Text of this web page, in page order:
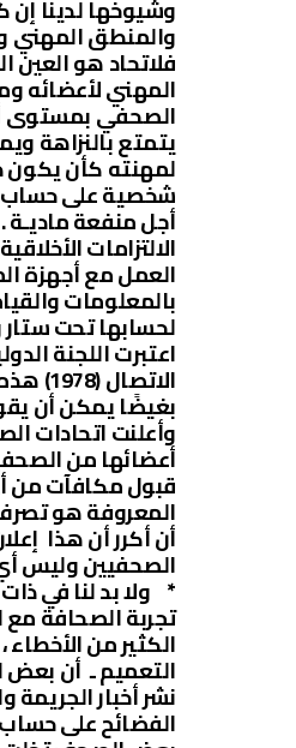
وشيوخها لدينا
والمنطق المهني
فلاتحاد هو العين
المهني لأعضائه
الصحفي بمستوى
يتمتع بالنزاهة
لمهنته كأن يكون
شخصية على حساب
أجل منفعة
الالتزامات
العمل مع أجهزة
بالمعلومات
لحسابها تحت ستار
اعتبرت اللجنة
بغيضًا يمكن أن
وأعلنت اتحادات
أعضائها من
قبول مكافآت من
المعروفة هو تصرف
أن أكرر أن هذا
الصحفيين وليس
* ولا بد لنا في
تجربة الصحافة مع
الكثير من الأخطاء
التعميم ـ أن
نشر أخبار الجريمة
الفضائح على حساب